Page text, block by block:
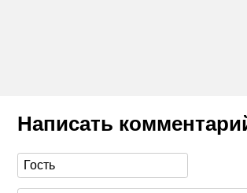
Написать